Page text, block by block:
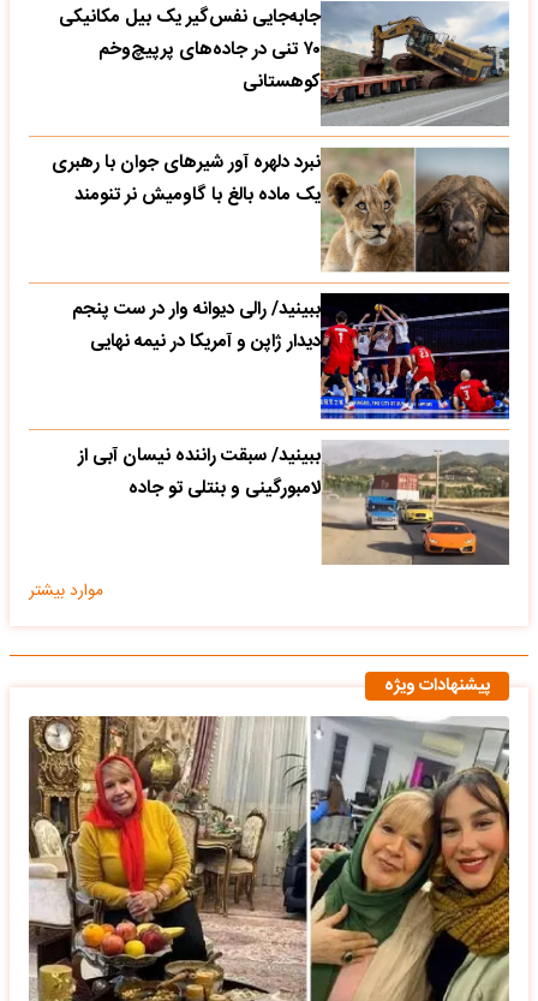
جابه‌جایی نفس‌گیر یک بیل مکانیکی
۷۰ تنی در جاده‌های پرپیچ‌وخم
کوهستانی
نبرد دلهره آور شیرهای جوان با رهبری
یک ماده بالغ با گاومیش نر تنومند
ببینید/ رالی دیوانه وار در ست پنجم
دیدار ژاپن و آمریکا در نیمه نهایی
ببینید/ سبقت راننده نیسان آبی از
لامبورگینی و بنتلی تو جاده
موارد بیشتر
پیشنهادات ویژه